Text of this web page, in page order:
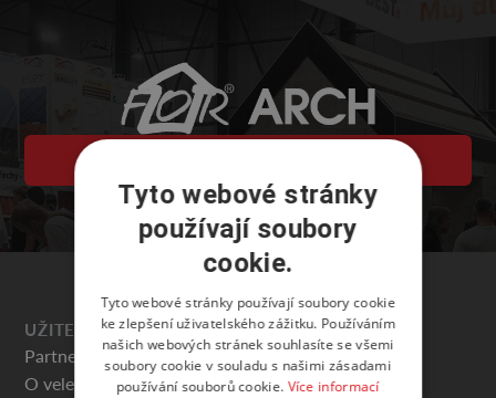
UŽITEČNÉ
Partneři veletrhu
O veletrhu
Tyto webové stránky
používají soubory
cookie.
Tyto webové stránky používají soubory cookie
ke zlepšení uživatelského zážitku. Používáním
našich webových stránek souhlasíte se všemi
soubory cookie v souladu s našimi zásadami
používání souborů cookie. Více informací